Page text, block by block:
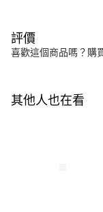
評價
喜歡這個商品嗎？購
其他人也在看